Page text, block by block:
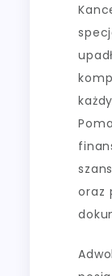
oraz